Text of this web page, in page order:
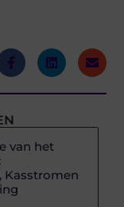
van het
Kasstromen